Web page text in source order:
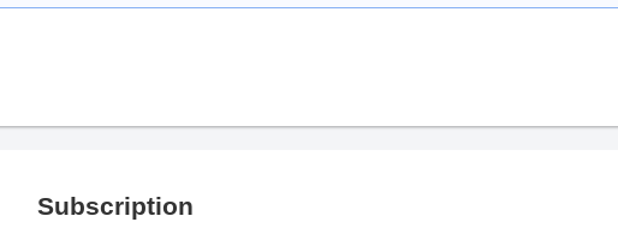
Subscription